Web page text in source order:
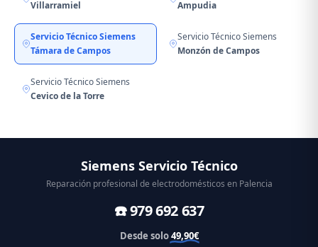
Villarramiel
Ampudia
Servicio Técnico Siemens
Támara de Campos
Servicio Técnico Siemens
Monzón de Campos
Servicio Técnico Siemens
Cevico de la Torre
Siemens Servicio Técnico
Reparación profesional de electrodomésticos en Palencia
☎️ 979 692 637
Desde solo49,90€